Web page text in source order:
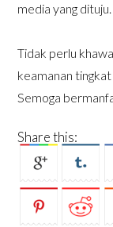
media yang dituju.
Tidak perlu
keamanan
Semoga
Share this: